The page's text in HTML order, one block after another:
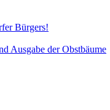
Bürgers!
Ausgabe der Obstbäume